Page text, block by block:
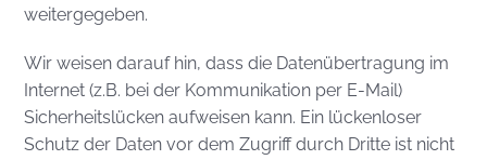
weitergegeben.
Wir weisen darauf hin, dass die Datenübertragung im
Internet (z.B. bei der Kommunikation per E-Mail)
Sicherheitslücken aufweisen kann. Ein lückenloser
Schutz der Daten vor dem Zugriff durch Dritte ist nicht